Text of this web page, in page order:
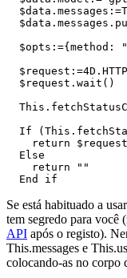
$opts:={method:
  $request.wait()
If
return
  Else
    return ""
  End if
Se está habituado a
tem segredo para você
API após o registo).
This.messages e This.
colocando-as no corpo